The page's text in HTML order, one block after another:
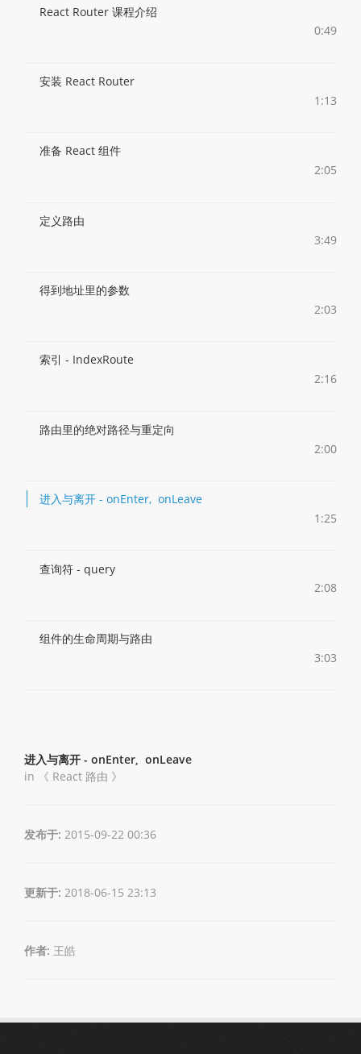
React Router 课程介绍
0:49
安装 React Router
1:13
准备 React 组件
2:05
定义路由
3:49
得到地址里的参数
2:03
索引 - IndexRoute
2:16
路由里的绝对路径与重定向
2:00
进入与离开 - onEnter, onLeave
1:25
查询符 - query
2:08
组件的生命周期与路由
3:03
进入与离开 - onEnter, onLeave
in 《 React 路由 》
发布于: 2015-09-22 00:36
更新于: 2018-06-15 23:13
作者: 王皓